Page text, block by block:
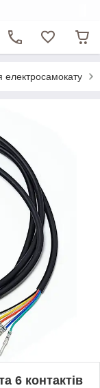
електросамокату
6 контактів